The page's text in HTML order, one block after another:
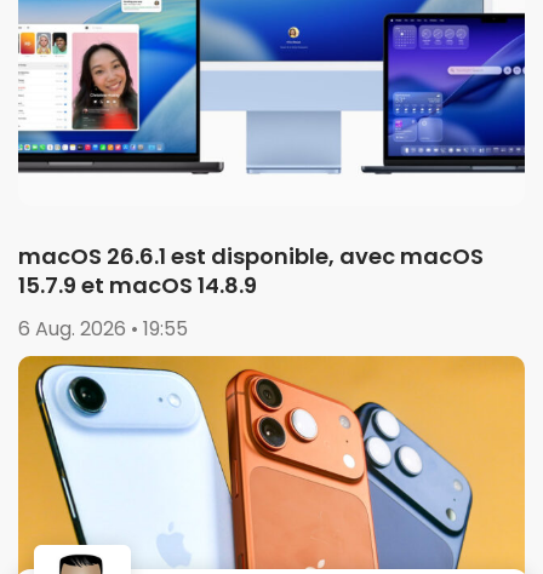
macOS 26.6.1 est disponible, avec macOS
15.7.9 et macOS 14.8.9
6 Aug. 2026 • 19:55